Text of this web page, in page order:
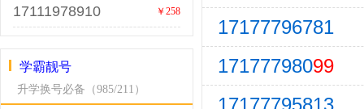
17111978910 ￥258
学霸靓号
升学换号必备（985/211）
17177796781
17177798099
17177795813